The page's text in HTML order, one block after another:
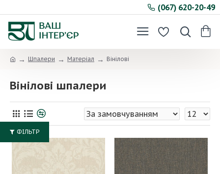
(067) 620-20-49
Шпалери Матеріал Вінілові
Вінілові шпалери
ФІЛЬТР